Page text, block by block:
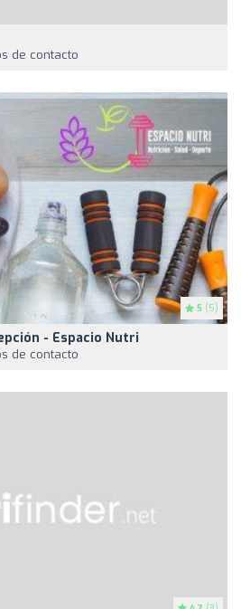
de contacto
5 (5)
- Espacio Nutri
de contacto